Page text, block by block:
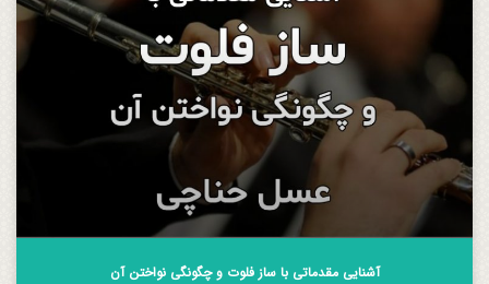
آشنایی مقدماتی با ساز فلوت و چگونگی نواختن آن